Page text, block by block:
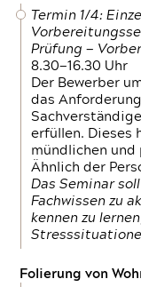
Termin 1/4:
Prüfung —
8.30—16.30 Uhr
Der Bewerber
das
erfüllen. Dieses
mündlichen und
Ähnlich der
Das Seminar
Fachwissen zu
kennen zu
Folierung von